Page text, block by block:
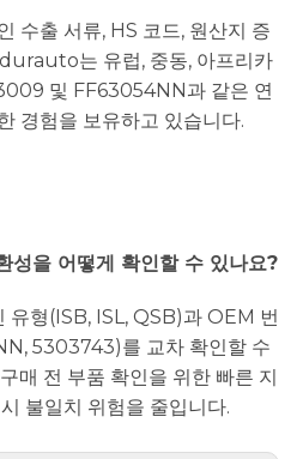
수출 서류, HS 코드, 원산지 증
는 유럽, 중동, 아프리카
및 FF63054NN과 같은 연
경험을 보유하고 있습니다.
성을 어떻게 확인할 수 있나요?
형(ISB, ISL, QSB)과 OEM 번
5303743)를 교차 확인할 수
매 전 부품 확인을 위한 빠른 지
불일치 위험을 줄입니다.